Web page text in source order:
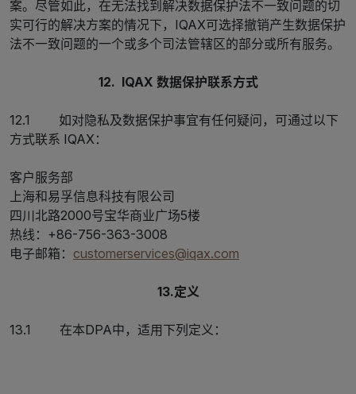
案。尽管如此，在无法找到解决数据保护法不一致问题的切
实可行的解决方案的情况下，IQAX可选择撤销产生数据保护
法不一致问题的一个或多个司法管辖区的部分或所有服务。
12. IQAX 数据保护联系方式
12.1 如对隐私及数据保护事宜有任何疑问，可通过以下
方式联系 IQAX：
客户服务部
上海和易孚信息科技有限公司
四川北路2000号宝华商业广场5楼
热线：+86-756-363-3008
电子邮箱： customerservices@iqax.com
13.定义
13.1 在本DPA中，适用下列定义：